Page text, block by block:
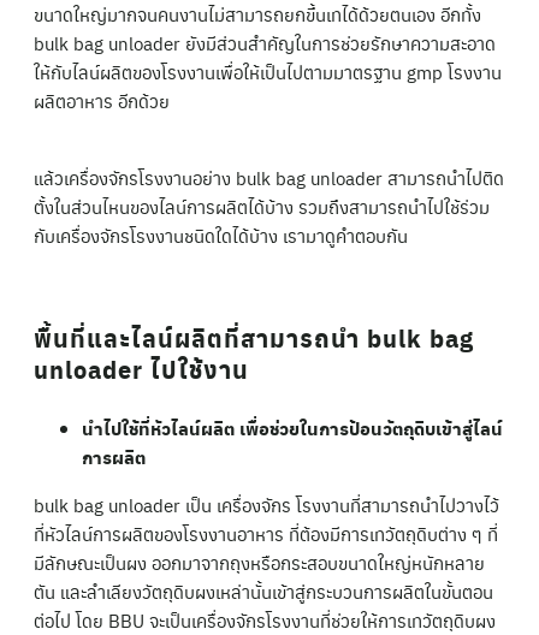
ขนาดใหญ่มากจนคนงานไม่สามารถยกขึ้นเทได้ด้วยตนเอง อีกทั้ง
bulk bag unloader ยังมีส่วนสำคัญในการช่วยรักษาความสะอาด
ให้กับไลน์ผลิตของโรงงานเพื่อให้เป็นไปตามมาตรฐาน gmp โรงงาน
ผลิตอาหาร อีกด้วย
แล้วเครื่องจักรโรงงานอย่าง bulk bag unloader สามารถนำไปติด
ตั้งในส่วนไหนของไลน์การผลิตได้บ้าง รวมถึงสามารถนำไปใช้ร่วม
กับเครื่องจักรโรงงานชนิดใดได้บ้าง เรามาดูคำตอบกัน
พื้นที่และไลน์ผลิตที่สามารถนำ bulk bag
unloader ไปใช้งาน
นำไปใช้ที่หัวไลน์ผลิต เพื่อช่วยในการป้อนวัตถุดิบเข้าสู่ไลน์
การผลิต
bulk bag unloader เป็น เครื่องจักร โรงงานที่สามารถนำไปวางไว้
ที่หัวไลน์การผลิตของโรงงานอาหาร ที่ต้องมีการเทวัตถุดิบต่าง ๆ ที่
มีลักษณะเป็นผง ออกมาจากถุงหรือกระสอบขนาดใหญ่หนักหลาย
ตัน และลำเลียงวัตถุดิบผงเหล่านั้นเข้าสู่กระบวนการผลิตในขั้นตอน
ต่อไป โดย BBU จะเป็นเครื่องจักรโรงงานที่ช่วยให้การเทวัตถุดิบผง